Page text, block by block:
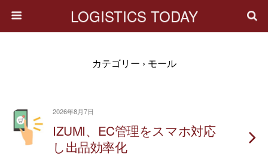
LOGISTICS TODAY
カテゴリー › モール
2026年8月7日
IZUMI、EC管理をスマホ対応
し出品効率化